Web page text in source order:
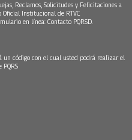
Reclamos, Solicitudes y Felicitaciones a
Institucional de RTVC
en línea: Contacto PQRSD.
un código con el cual usted podrá realizar el
PQRS